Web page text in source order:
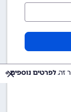
לפרטים נוספים »